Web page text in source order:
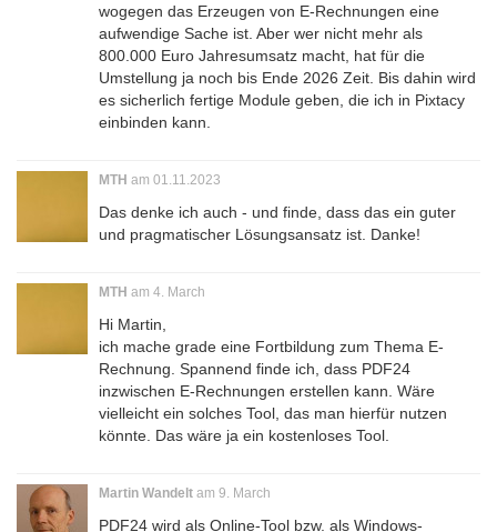
wogegen das Erzeugen von E-Rechnungen eine
aufwendige Sache ist. Aber wer nicht mehr als
800.000 Euro Jahresumsatz macht, hat für die
Umstellung ja noch bis Ende 2026 Zeit. Bis dahin wird
es sicherlich fertige Module geben, die ich in Pixtacy
einbinden kann.
MTH am 01.11.2023
Das denke ich auch - und finde, dass das ein guter
und pragmatischer Lösungsansatz ist. Danke!
MTH am 4. March
Hi Martin,
ich mache grade eine Fortbildung zum Thema E-
Rechnung. Spannend finde ich, dass PDF24
inzwischen E-Rechnungen erstellen kann. Wäre
vielleicht ein solches Tool, das man hierfür nutzen
könnte. Das wäre ja ein kostenloses Tool.
Martin Wandelt am 9. March
PDF24 wird als Online-Tool bzw. als Windows-